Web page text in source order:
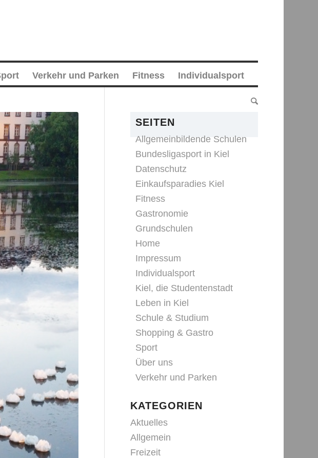
Verkehr und Parken Fitness Individualsport
SEITEN
Allgemeinbildende Schulen
Bundesligasport in Kiel
Datenschutz
Einkaufsparadies Kiel
Fitness
Gastronomie
Grundschulen
Home
Impressum
Individualsport
Kiel, die Studentenstadt
Leben in Kiel
Schule & Studium
Shopping & Gastro
Sport
Über uns
Verkehr und Parken
KATEGORIEN
Aktuelles
Allgemein
Freizeit